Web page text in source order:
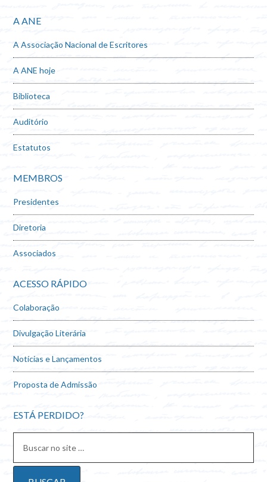
A ANE
A Associação Nacional de Escritores
A ANE hoje
Biblioteca
Auditório
Estatutos
MEMBROS
Presidentes
Diretoria
Associados
ACESSO RÁPIDO
Colaboração
Divulgação Literária
Notícias e Lançamentos
Proposta de Admissão
ESTÁ PERDIDO?